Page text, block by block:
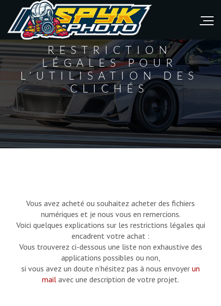
RESTRICTION
LÉGALES POUR
L’UTILISATION DES
CLICHÉS
Vous avez acheté ou souhaitez acheter des fichiers
numériques et je nous vous en remercions.
Voici quelques explications sur les restrictions légales qui
encadrent votre achat :
Vous trouverez ci-dessous une liste non exhaustive des
applications possibles ou non,
si vous avez un doute n’hésitez pas à nous envoyer un
mail avec une description de votre projet.